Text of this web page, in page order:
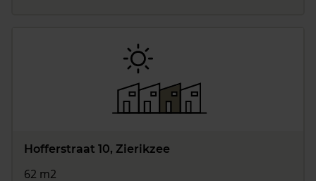
Hofferstraat 10, Zierikzee
62 m2